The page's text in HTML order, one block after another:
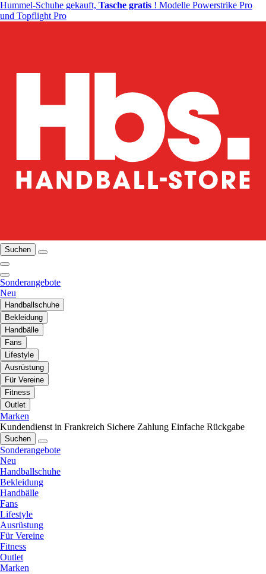
Hummel-Schuhe gekauft, Tasche gratis ! Modelle Powerstrike Pro
und Topflight Pro
Suchen
Sonderangebote
Neu
Handballschuhe
Bekleidung
Handbälle
Fans
Lifestyle
Ausrüstung
Für Vereine
Fitness
Outlet
Marken
Kundendienst in Frankreich Sichere Zahlung Einfache Rückgabe
Suchen
Sonderangebote
Neu
Handballschuhe
Bekleidung
Handbälle
Fans
Lifestyle
Ausrüstung
Für Vereine
Fitness
Outlet
Marken